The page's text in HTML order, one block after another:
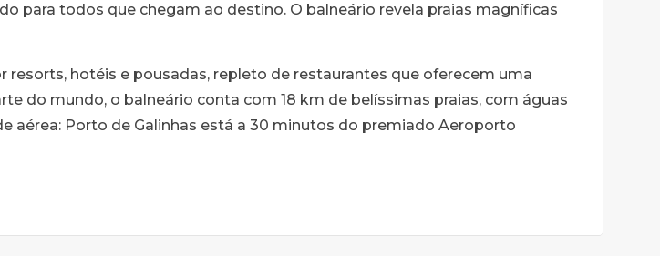
para todos que chegam ao destino. O balneário revela praias magníficas
hotéis e pousadas, repleto de restaurantes que oferecem uma
do mundo, o balneário conta com 18 km de belíssimas praias, com águas
aérea: Porto de Galinhas está a 30 minutos do premiado Aeroporto